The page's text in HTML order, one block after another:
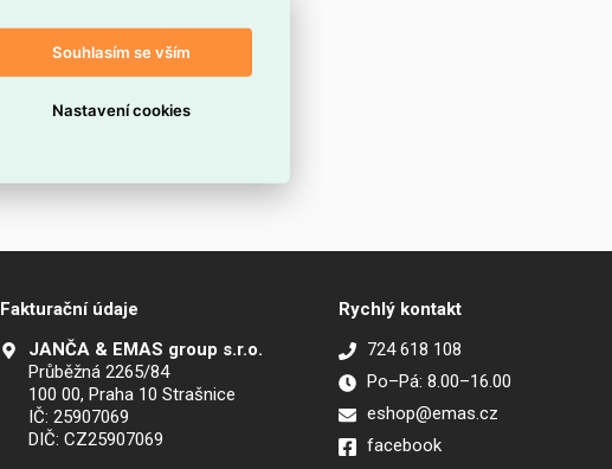
Fakturační údaje
JANČA & EMAS group s.r.o.
Průběžná 2265/84
100 00, Praha 10 Strašnice
IČ: 25907069
DIČ: CZ25907069
Rychlý kontakt
724 618 108
Po–Pá: 8.00–16.00
eshop@emas.cz
facebook
Souhlasím se vším
Nastavení cookies